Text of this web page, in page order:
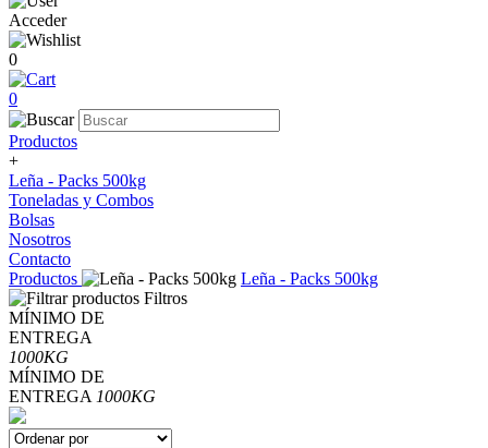
Acceder
0
0
Productos
+
Leña - Packs 500kg
Toneladas y Combos
Bolsas
Nosotros
Contacto
Productos
Leña - Packs 500kg
Filtros
MÍNIMO DE
ENTREGA
1000KG
MÍNIMO DE
ENTREGA 1000KG